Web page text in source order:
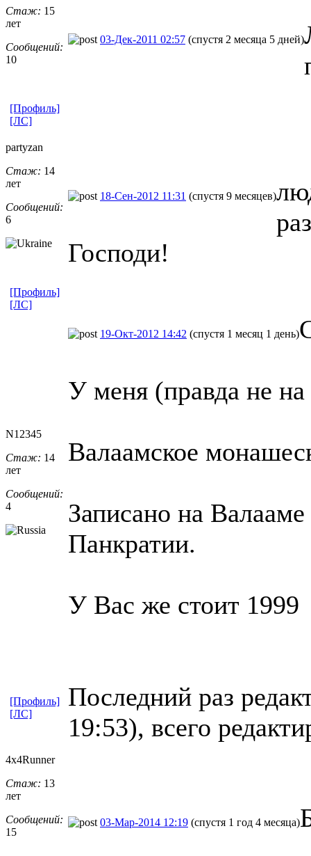
Стаж: 15
лет
Сообщений:
10
03-Дек-2011 02:57 (спустя 2 месяца 5 дней)
[Профиль]
[ЛС]
partyzan
Стаж: 14
лет
Сообщений:
6
18-Сен-2012 11:31 (спустя 9 месяцев)
Господи!
[Профиль]
[ЛС]
N12345
Стаж: 14
лет
Сообщений:
4
19-Окт-2012 14:42 (спустя 1 месяц 1 день)
У меня (правда не
Валаамское
Записано на
Панкратии.
У Вас же стоит 1999
Последний раз
19:53), всего
[Профиль]
[ЛС]
4x4Runner
Стаж: 13
лет
Сообщений:
15
03-Мар-2014 12:19 (спустя 1 год 4 месяца)